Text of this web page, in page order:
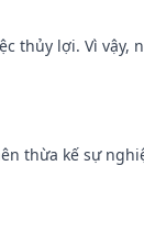
thủy lợi. Vì vậy,
thừa kế sự